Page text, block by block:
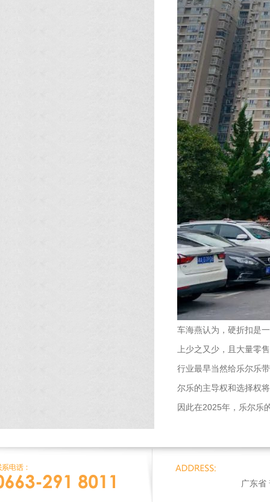
车海燕认为，硬折扣是
上少之又少，且大量零
行业最早当然给乐尔乐
尔乐的主导权和选择权
因此在2025年，乐尔乐
广东省